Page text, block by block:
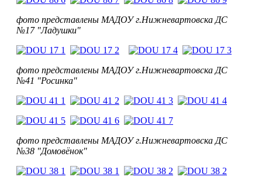
фото представлены МАДОУ г.Нижневартовска ДС
№17 "Ладушки"
фото представлены МАДОУ г.Нижневартовска ДС
№41 "Росинка"
фото представлены МАДОУ г.Нижневартовска ДС
№38 "Домовёнок"